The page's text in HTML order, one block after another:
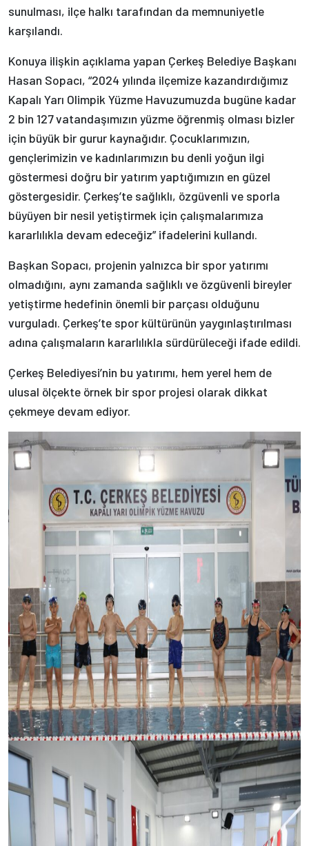
sunulması, ilçe halkı tarafından da memnuniyetle
karşılandı.
Konuya ilişkin açıklama yapan Çerkeş Belediye Başkanı
Hasan Sopacı, “2024 yılında ilçemize kazandırdığımız
Kapalı Yarı Olimpik Yüzme Havuzumuzda bugüne kadar
2 bin 127 vatandaşımızın yüzme öğrenmiş olması bizler
için büyük bir gurur kaynağıdır. Çocuklarımızın,
gençlerimizin ve kadınlarımızın bu denli yoğun ilgi
göstermesi doğru bir yatırım yaptığımızın en güzel
göstergesidir. Çerkeş’te sağlıklı, özgüvenli ve sporla
büyüyen bir nesil yetiştirmek için çalışmalarımıza
kararlılıkla devam edeceğiz” ifadelerini kullandı.
Başkan Sopacı, projenin yalnızca bir spor yatırımı
olmadığını, aynı zamanda sağlıklı ve özgüvenli bireyler
yetiştirme hedefinin önemli bir parçası olduğunu
vurguladı. Çerkeş’te spor kültürünün yaygınlaştırılması
adına çalışmaların kararlılıkla sürdürüleceği ifade edildi.
Çerkeş Belediyesi’nin bu yatırımı, hem yerel hem de
ulusal ölçekte örnek bir spor projesi olarak dikkat
çekmeye devam ediyor.